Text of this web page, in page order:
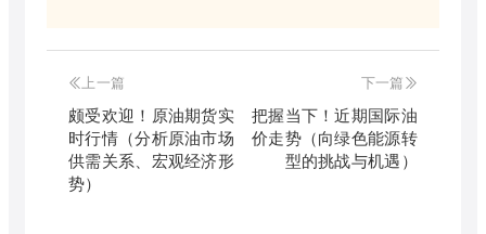
上一篇
颇受欢迎！原油期货实
时行情（分析原油市场
供需关系、宏观经济形
势）
下一篇
把握当下！近期国际油
价走势（向绿色能源转
型的挑战与机遇）